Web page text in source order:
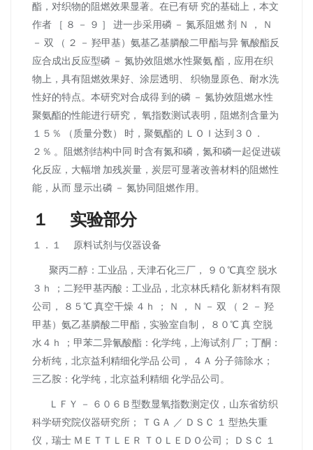
酯，对织物的阻燃效果显著。在已有研 究的基础上，本文
作者 ［ ８ － ９ ］ 进一步采用磷 － 氮系阻燃 剂 Ｎ ， Ｎ
－ 双 （ ２ － 羟甲基）氨基乙基膦酸二甲酯与异 氰酸酯反
应合成出反应型磷 － 氮协效阻燃水性聚氨 酯，应用在织
物上，具有阻燃效果好、涂层透明、 织物显原色、耐水洗
性好的特点。本研究对合成得 到的磷 － 氮协效阻燃水性
聚氨酯的性能进行研究， 氧指数测试表明，阻燃剂含量为
１５％ （质量分数） 时，聚氨酯的 ＬＯＩ达到３０．
２％ 。阻燃剂结构中同 时含有氮和磷，氮和磷一起促进碳
化反应，大幅增 加残炭量，炭层可显著改善材料的阻燃性
能，从而 显示出磷 － 氮协同阻燃作用。
１ 实验部分
１．１ 原料试剂与仪器设备
聚丙二醇：工业品，天津石化三厂， ９０℃真空 脱水
３ｈ ；二羟甲基丙酸：工业品，北京林氏精化 新材料有限
公司， ８５℃ 真空干燥 ４ｈ ； Ｎ ， Ｎ － 双 （ ２ － 羟
甲基）氨乙基膦酸二甲酯，实验室自制， ８０℃ 真 空脱
水４ｈ ；甲苯二异氰酸酯：化学纯，上海试剂 厂；丁酮：
分析纯，北京益利精细化学品 公司， ４Ａ 分子筛除水；
三乙胺：化学纯，北京益利精细 化学品公司。
ＬＦＹ － ６０６Ｂ型数显氧指数测定仪，山东省纺织
科学研究院仪器研究所； ＴＧＡ ／ ＤＳＣ １ 型热失重
仪，瑞士 ＭＥＴＴＬＥＲ ＴＯＬＥＤＯ公司； ＤＳＣ １